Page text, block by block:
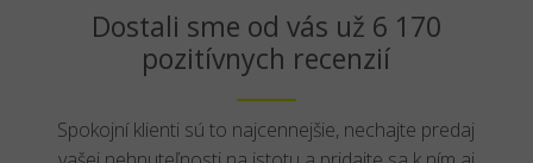
Dostali sme od vás už 6 170
pozitívnych recenzií
Spokojní klienti sú to najcennejšie, nechajte predaj